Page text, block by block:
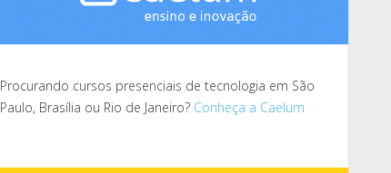
Procurando cursos presenciais de tecnologia em São
Paulo, Brasília ou Rio de Janeiro? Conheça a Caelum